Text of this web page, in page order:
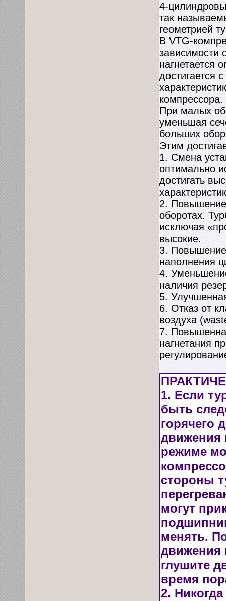
4-
так
геометрией
В VTG-
зависимости
нагнетается
достигается
компрессора.
При малых
уменьшая
больших
Этим
1. Cмена
оптимально
достигать
2. Повышение
оборотах.
исключая
высокие.
3. Повышение
наполнения
4.
наличия
5.
6. Отказ от
воздуха
7.
нагнетания
1. Если
быть
горячего
движения
режиме
стороны
могут
менять.
движения
глушите
время
2. Никогда